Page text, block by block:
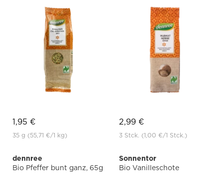
1,95 €
35 g (55,71 €/1 kg)
2,99 €
3 Stck. (1,00 €/1 Stck.)
dennree
Bio Pfeffer bunt ganz, 65g
Sonnentor
Bio Vanilleschote